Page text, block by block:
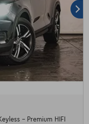
- Premium HIFI